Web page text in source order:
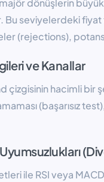
dönüşlerin
seviyelerdeki fiyat
(rejections),
ve Kanallar
çizgisinin hacimli bir
(başarısız
ile RSI veya